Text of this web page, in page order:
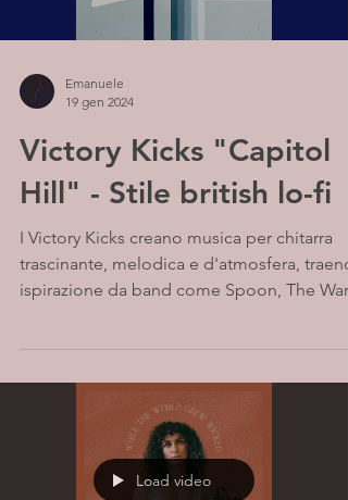
Emanuele
19 gen 2024
Victory Kicks "Capitol
Hill" - Stile british lo-fi
I Victory Kicks creano musica per chitarra
trascinante, melodica e d'atmosfera,
ispirazione da band come Spoon, The War
Load video